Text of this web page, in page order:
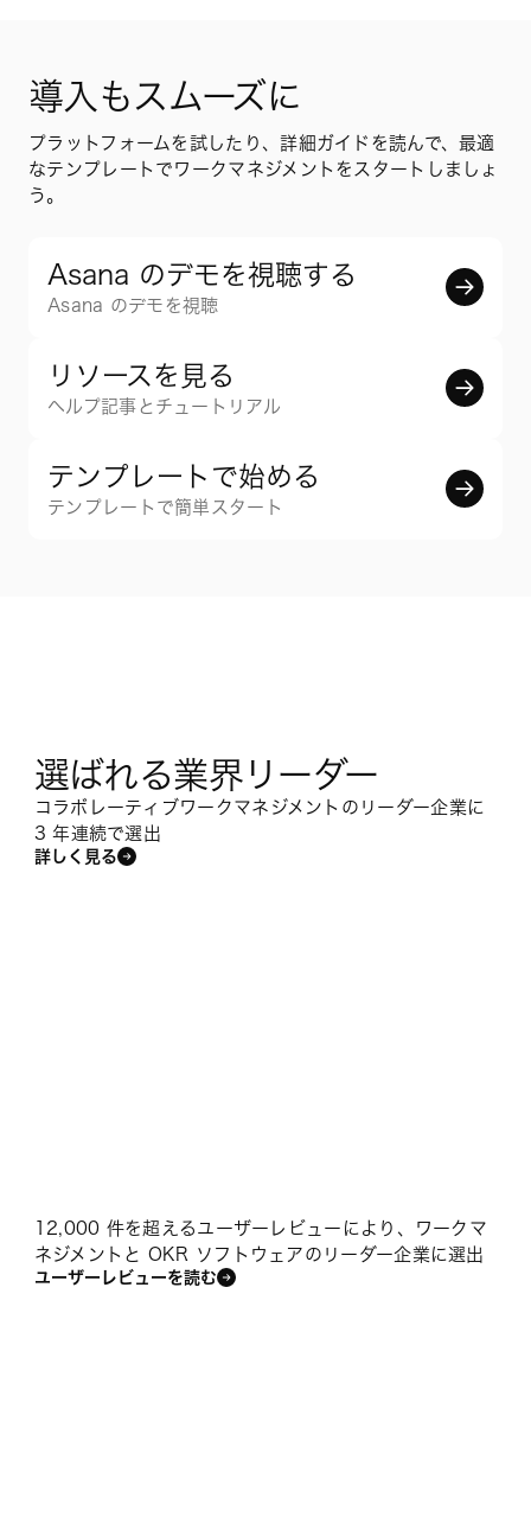
導入もスムーズに
プラットフォームを試したり、詳細ガイドを読んで、最適
なテンプレートでワークマネジメントをスタートしましょ
う。
Asana のデモを視聴する
Asana のデモを視聴
リソースを見る
ヘルプ記事とチュートリアル
テンプレートで始める
テンプレートで簡単スタート
選ばれる業界リーダー
コラボレーティブワークマネジメントのリーダー企業に
3 年連続で選出
詳しく見る
12,000 件を超えるユーザーレビューにより、ワークマ
ネジメントと OKR ソフトウェアのリーダー企業に選出
ユーザーレビューを読む